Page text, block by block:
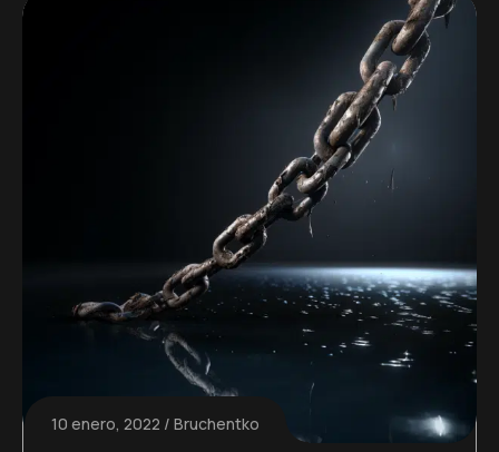
10 enero, 2022 Bruchentko